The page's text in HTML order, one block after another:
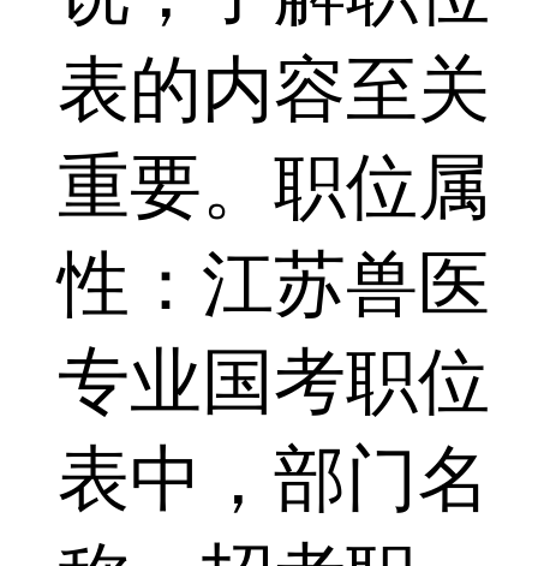
表的内容至关
重要。职位属
性：江苏兽医
专业国考职位
表中，部门名